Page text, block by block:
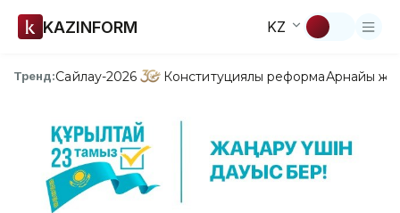
KAZINFORM KZ
Тренд:Сайлау-2026 Конституциялық реформаАрнайы